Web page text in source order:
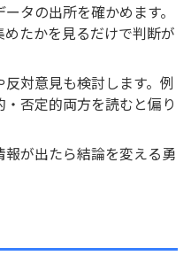
タの出所を確かめます。
たかを見るだけで判断が
対意見も検討します。例
否定的両方を読むと偏り
が出たら結論を変える勇